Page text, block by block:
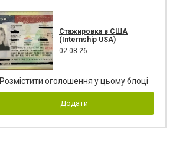
Стажировка в США
(Internship USA)
02.08.26
Розмістити оголошення у цьому блоці
Додати